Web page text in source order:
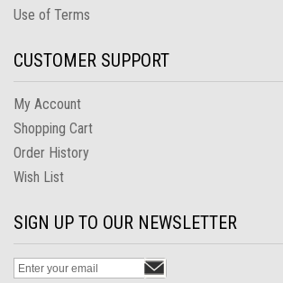
Use of Terms
CUSTOMER SUPPORT
My Account
Shopping Cart
Order History
Wish List
SIGN UP TO OUR NEWSLETTER